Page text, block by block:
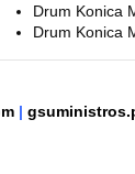
Drum Konica
Drum Konica
|